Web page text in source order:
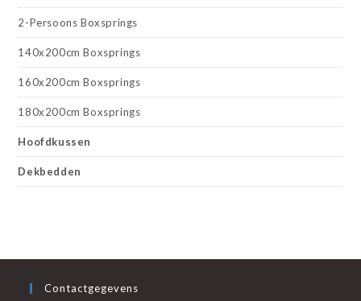
2-Persoons Boxsprings
140x200cm Boxsprings
160x200cm Boxsprings
180x200cm Boxsprings
Hoofdkussen
Dekbedden
Contactgegevens